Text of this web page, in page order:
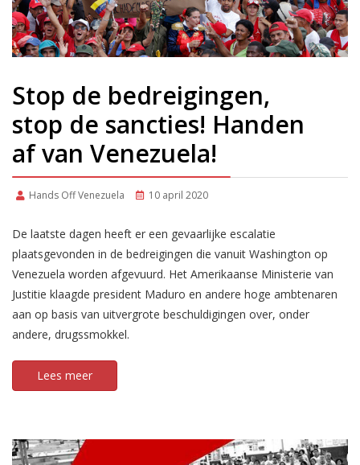
Stop de bedreigingen,
stop de sancties! Handen
af van Venezuela!
Hands Off Venezuela 10 april 2020
De laatste dagen heeft er een gevaarlijke escalatie
plaatsgevonden in de bedreigingen die vanuit Washington op
Venezuela worden afgevuurd. Het Amerikaanse Ministerie van
Justitie klaagde president Maduro en andere hoge ambtenaren
aan op basis van uitvergrote beschuldigingen over, onder
andere, drugssmokkel.
Lees meer